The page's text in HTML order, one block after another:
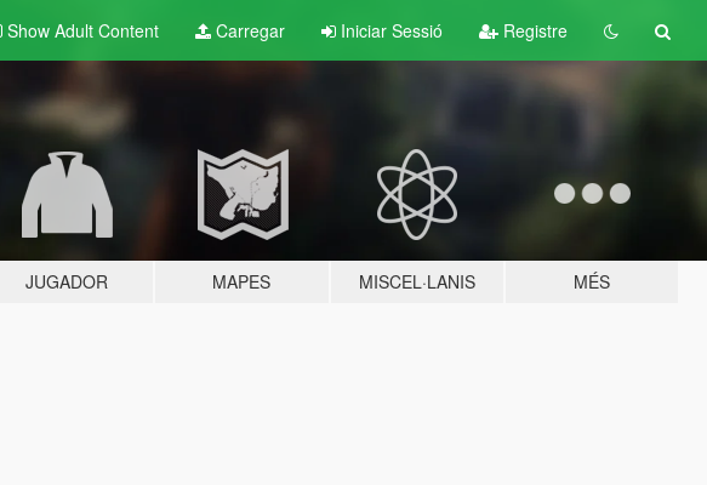
Show Adult Content Carregar Iniciar Sessió Registre
JUGADOR MAPES MISCEL·LANIS MÉS